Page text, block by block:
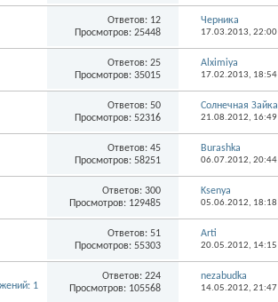
Ответов: 12
Просмотров: 25448
Черника
17.03.2013, 22:00
Ответов: 25
Просмотров: 35015
Alximiya
17.02.2013, 18:54
Ответов: 50
Просмотров: 52316
Солнечная Зайка
21.08.2012, 16:49
Ответов: 45
Просмотров: 58251
Burashka
06.07.2012, 20:44
Ответов: 300
Просмотров: 129485
Ksenya
05.06.2012, 18:18
Ответов: 51
Просмотров: 55303
Arti
20.05.2012, 14:15
Ответов: 224
Просмотров: 105568
nezabudka
14.05.2012, 21:47